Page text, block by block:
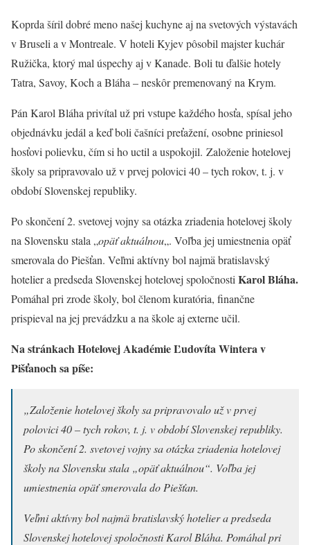
Koprda šíril dobré meno našej kuchyne aj na svetových výstavách
v Bruseli a v Montreale. V hoteli Kyjev pôsobil majster kuchár
Ružička, ktorý mal úspechy aj v Kanade. Boli tu ďalšie hotely
Tatra, Savoy, Koch a Bláha – neskôr premenovaný na Krym.
Pán Karol Bláha privítal už pri vstupe každého hosťa, spísal jeho
objednávku jedál a keď boli čašníci preťažení, osobne priniesol
hosťovi polievku, čím si ho uctil a uspokojil. Založenie hotelovej
školy sa pripravovalo už v prvej polovici 40 – tych rokov, t. j. v
období Slovenskej republiky.
Po skončení 2. svetovej vojny sa otázka zriadenia hotelovej školy
na Slovensku stala „opäť aktuálnou„. Voľba jej umiestnenia opäť
smerovala do Piešťan. Veľmi aktívny bol najmä bratislavský
hotelier a predseda Slovenskej hotelovej spoločnosti Karol Bláha.
Pomáhal pri zrode školy, bol členom kuratória, finančne
prispieval na jej prevádzku a na škole aj externe učil.
Na stránkach Hotelovej Akadémie Ľudovíta Wintera v
Pišťanoch sa píše:
„Založenie hotelovej školy sa pripravovalo už v prvej
polovici 40 – tych rokov, t. j. v období Slovenskej republiky.
Po skončení 2. svetovej vojny sa otázka zriadenia hotelovej
školy na Slovensku stala „opäť aktuálnou“. Voľba jej
umiestnenia opäť smerovala do Piešťan.
Veľmi aktívny bol najmä bratislavský hotelier a predseda
Slovenskej hotelovej spoločnosti Karol Bláha. Pomáhal pri